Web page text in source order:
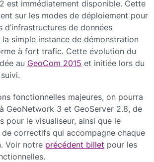
est immédiatement disponible. Cette
sur les modes de déploiement pour
de données
la simple instance de démonstration
à fort trafic. Cette évolution du
au GeoCom 2015 et initiée lors du
fonctionnelles majeures, on pourra
GeoNetwork 3 et GeoServer 2.8, de
pour le visualiseur, ainsi que le
correctifs qui accompagne chaque
Voir notre précédent billet pour les